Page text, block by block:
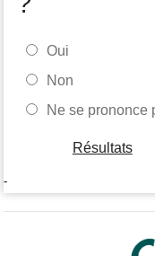
Oui
Non
Ne se prononce
Résultats
-